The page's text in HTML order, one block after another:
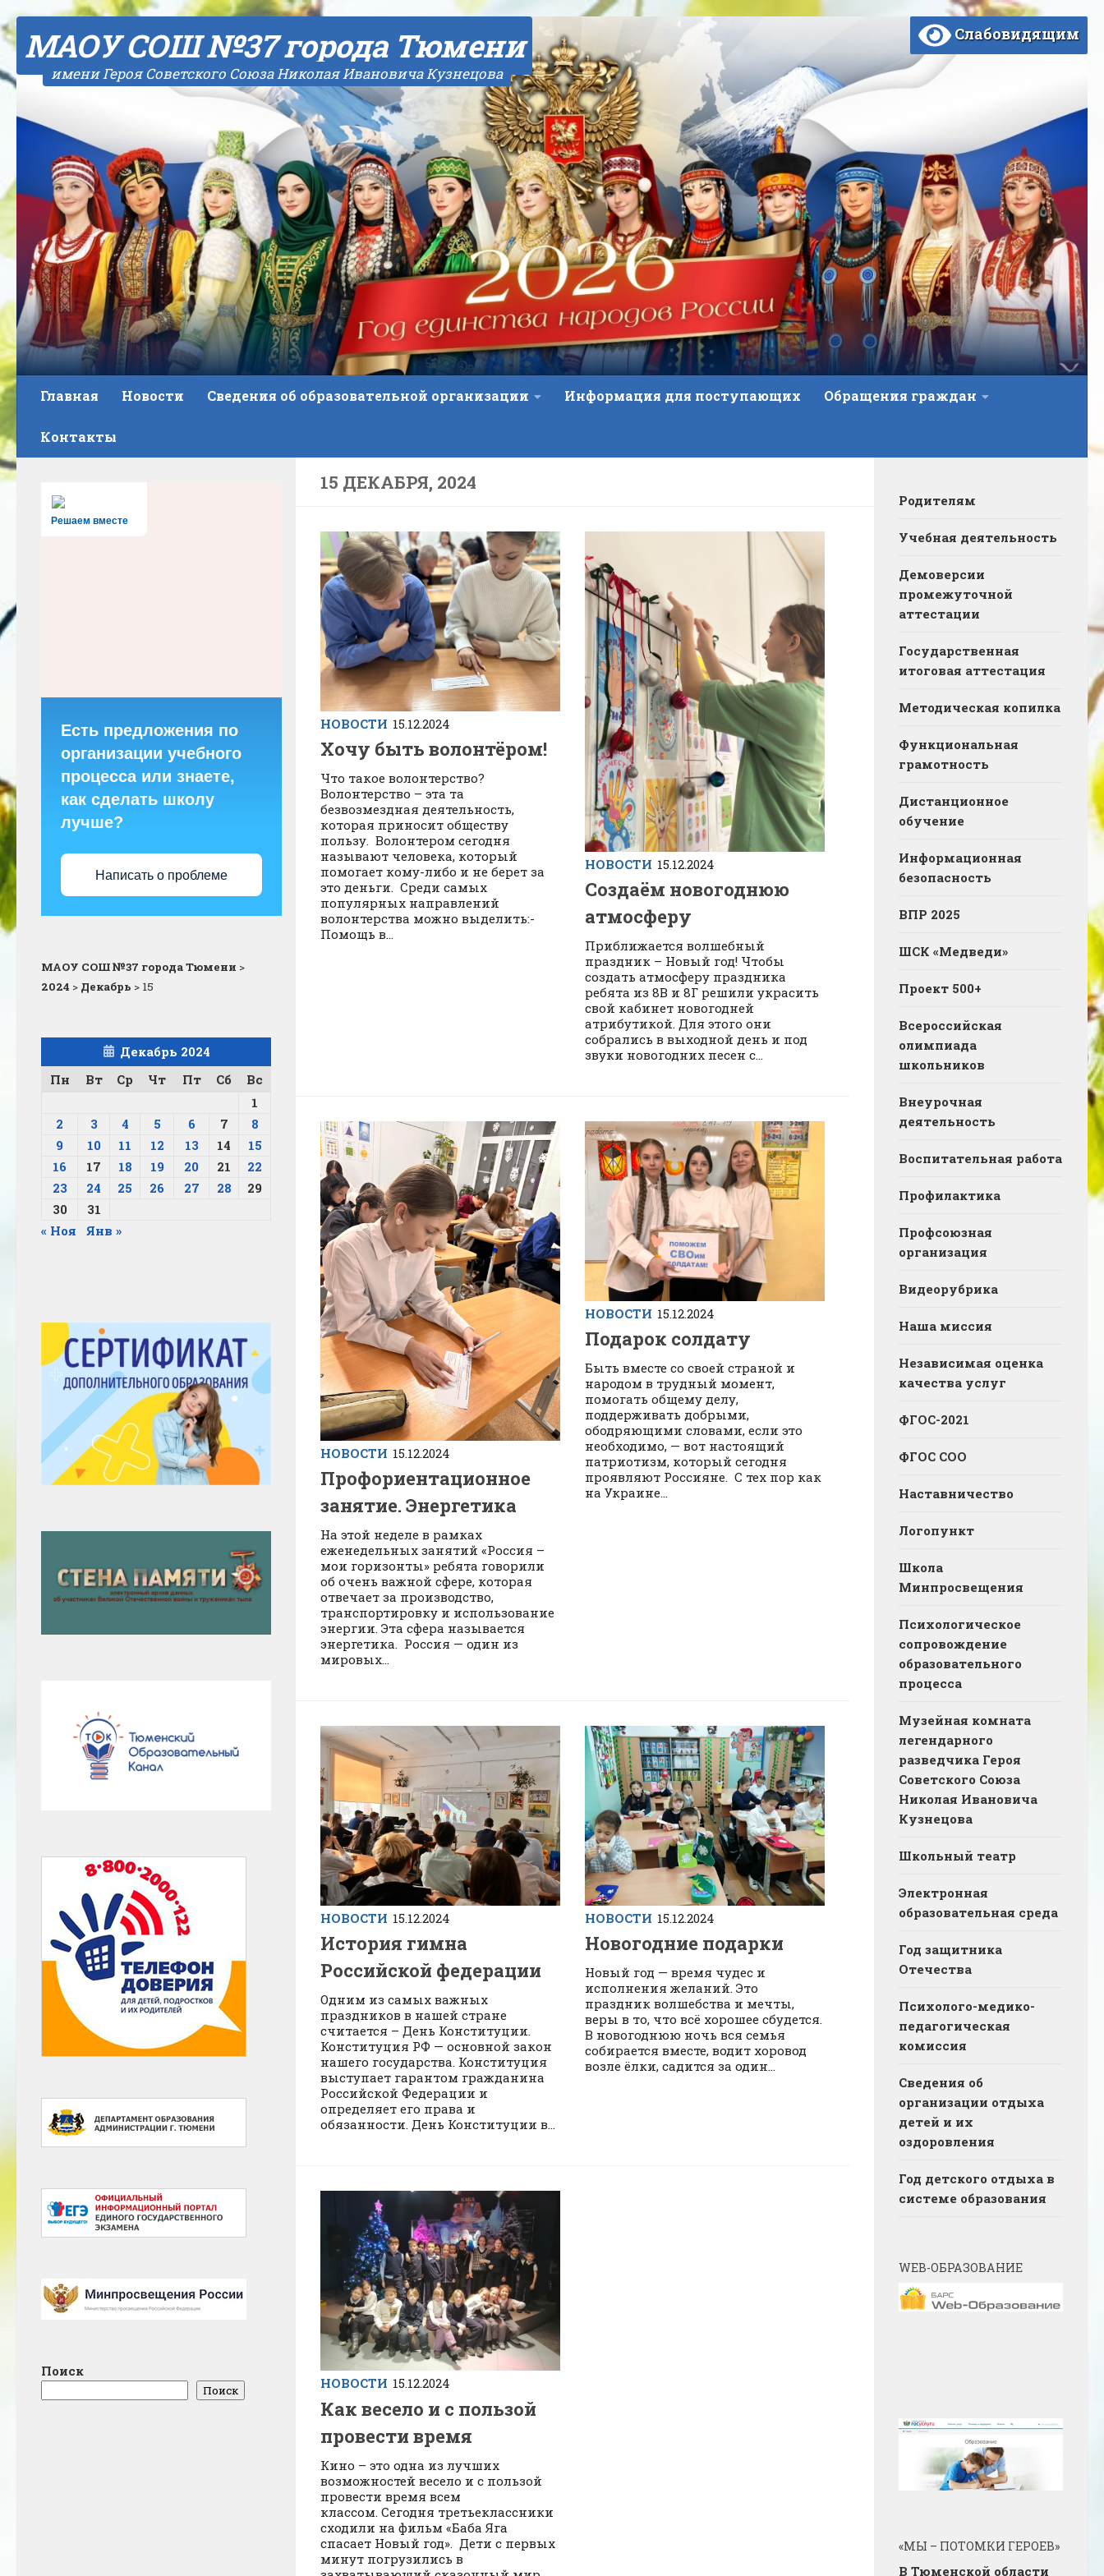
МАОУ СОШ №37 города Тюмени
имени Героя Советского Союза Николая Ивановича Кузнецова
Слабовидящим
Главная Новости Сведения об образовательной организации Информация для поступающих Обращения граждан
Контакты
15 ДЕКАБРЯ, 2024
НОВОСТИ 15.12.2024
Хочу быть волонтёром!
Что такое волонтерство?
Волонтерство – эта та
безвозмездная деятельность,
которая приносит обществу
пользу. Волонтером сегодня
называют человека, который
помогает кому-либо и не берет за
это деньги. Среди самых
популярных направлений
волонтерства можно выделить:-
Помощь в...
НОВОСТИ 15.12.2024
Создаём новогоднюю
атмосферу
Приближается волшебный
праздник – Новый год! Чтобы
создать атмосферу праздника
ребята из 8В и 8Г решили украсить
свой кабинет новогодней
атрибутикой. Для этого они
собрались в выходной день и под
звуки новогодних песен с...
НОВОСТИ 15.12.2024
Профориентационное
занятие. Энергетика
На этой неделе в рамках
еженедельных занятий «Россия –
мои горизонты» ребята говорили
об очень важной сфере, которая
отвечает за производство,
транспортировку и использование
энергии. Эта сфера называется
энергетика. Россия — один из
мировых...
НОВОСТИ 15.12.2024
Подарок солдату
Быть вместе со своей страной и
народом в трудный момент,
помогать общему делу,
поддерживать добрыми,
ободряющими словами, если это
необходимо, — вот настоящий
патриотизм, который сегодня
проявляют Россияне. С тех пор как
на Украине...
НОВОСТИ 15.12.2024
История гимна
Российской федерации
Одним из самых важных
праздников в нашей стране
считается – День Конституции.
Конституция РФ — основной закон
нашего государства. Конституция
выступает гарантом гражданина
Российской Федерации и
определяет его права и
обязанности. День Конституции в...
НОВОСТИ 15.12.2024
Новогодние подарки
Новый год — время чудес и
исполнения желаний. Это
праздник волшебства и мечты,
веры в то, что всё хорошее сбудется.
В новогоднюю ночь вся семья
собирается вместе, водит хоровод
возле ёлки, садится за один...
НОВОСТИ 15.12.2024
Как весело и с пользой
провести время
Кино – это одна из лучших
возможностей весело и с пользой
провести время всем
классом. Сегодня третьеклассники
сходили на фильм «Баба Яга
спасает Новый год». Дети с первых
минут погрузились в
Решаем вместе
Есть предложения по
организации учебного
процесса или знаете,
как сделать школу
лучше?
Написать о проблеме
МАОУ СОШ №37 города Тюмени >
2024 > Декабрь > 15
Декабрь 2024
Пн
Вт Ср Чт Пт Сб
Вс
1
2
3 4 5 6 7
8
9
10 11 12 13 14
15
16
17 18 19 20 21
22
23
24 25 26 27 28
29
30
31
« Ноя
Янв »
Поиск
Поиск
Родителям
Учебная деятельность
Демоверсии
промежуточной
аттестации
Государственная
итоговая аттестация
Методическая копилка
Функциональная
грамотность
Дистанционное
обучение
Информационная
безопасность
ВПР 2025
ШСК «Медведи»
Проект 500+
Всероссийская
олимпиада
школьников
Внеурочная
деятельность
Воспитательная работа
Профилактика
Профсоюзная
организация
Видеорубрика
Наша миссия
Независимая оценка
качества услуг
ФГОС-2021
ФГОС СОО
Наставничество
Логопункт
Школа
Минпросвещения
Психологическое
сопровождение
образовательного
процесса
Музейная комната
легендарного
разведчика Героя
Советского Союза
Николая Ивановича
Кузнецова
Школьный театр
Электронная
образовательная среда
Год защитника
Отечества
Психолого-медико-
педагогическая
комиссия
Сведения об
организации отдыха
детей и их
оздоровления
Год детского отдыха в
системе образования
WEB-ОБРАЗОВАНИЕ
«МЫ – ПОТОМКИ ГЕРОЕВ»
В Тюменской области